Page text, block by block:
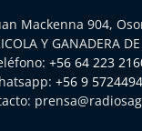
Mackenna 904,
Y GANADERA
+56 64 223
+56 9